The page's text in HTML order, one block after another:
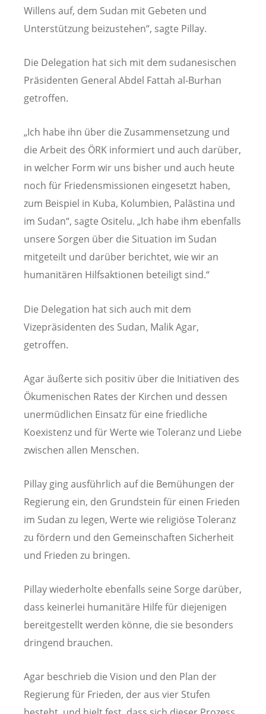
Willens auf, dem Sudan mit Gebeten und
Unterstützung beizustehen“, sagte Pillay.
Die Delegation hat sich mit dem sudanesischen
Präsidenten General Abdel Fattah al-Burhan
getroffen.
„Ich habe ihn über die Zusammensetzung und
die Arbeit des ÖRK informiert und auch darüber,
in welcher Form wir uns bisher und auch heute
noch für Friedensmissionen eingesetzt haben,
zum Beispiel in Kuba, Kolumbien, Palästina und
im Sudan“, sagte Ositelu. „Ich habe ihm ebenfalls
unsere Sorgen über die Situation im Sudan
mitgeteilt und darüber berichtet, wie wir an
humanitären Hilfsaktionen beteiligt sind.“
Die Delegation hat sich auch mit dem
Vizepräsidenten des Sudan, Malik Agar,
getroffen.
Agar äußerte sich positiv über die Initiativen des
Ökumenischen Rates der Kirchen und dessen
unermüdlichen Einsatz für eine friedliche
Koexistenz und für Werte wie Toleranz und Liebe
zwischen allen Menschen.
Pillay ging ausführlich auf die Bemühungen der
Regierung ein, den Grundstein für einen Frieden
im Sudan zu legen, Werte wie religiöse Toleranz
zu fördern und den Gemeinschaften Sicherheit
und Frieden zu bringen.
Pillay wiederholte ebenfalls seine Sorge darüber,
dass keinerlei humanitäre Hilfe für diejenigen
bereitgestellt werden könne, die sie besonders
dringend brauchen.
Agar beschrieb die Vision und den Plan der
Regierung für Frieden, der aus vier Stufen